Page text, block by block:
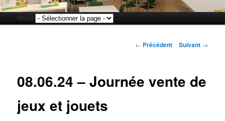
principal
Aller
principal
Aller
secondaire
Navigation
← Précédent Suivant →
08.06.24 – Journée vente de
jeux et jouets